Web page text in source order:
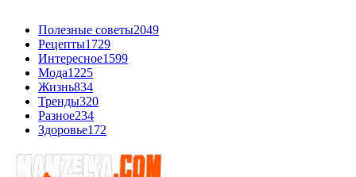
Полезные советы2049
Рецепты1729
Интересное1599
Мода1225
Жизнь834
Тренды320
Разное234
Здоровье172